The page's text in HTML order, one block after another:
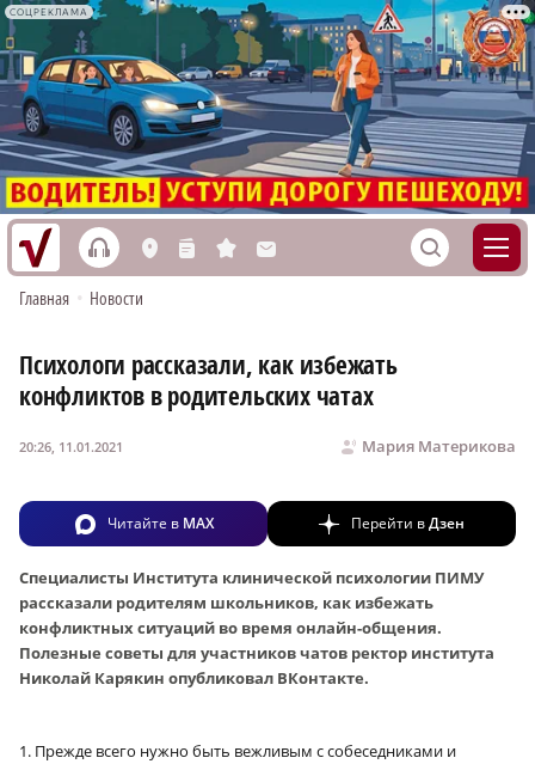
СОЦРЕКЛАМА
h L n s M S
Главная • Новости
Психологи рассказали, как избежать
конфликтов в родительских чатах
Мария Материкова
20:26, 11.01.2021
Читайте в MAX Перейти вДзен
Специалисты Института клинической психологии ПИМУ
рассказали родителям школьников, как избежать
конфликтных ситуаций во время онлайн-общения.
Полезные советы для участников чатов ректор института
Николай Карякин опубликовал ВКонтакте.
1. Прежде всего нужно быть вежливым с собеседниками и